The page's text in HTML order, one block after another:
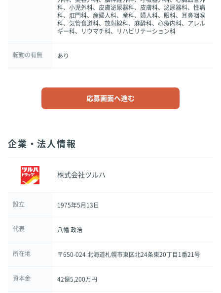
科、小児外科、皮膚泌尿器科、皮膚科、泌尿器科、性病
科、肛門科、産婦人科、産科、婦人科、眼科、耳鼻咽喉
科、気管食道科、放射線科、麻酔科、心療内科、アレル
ギー科、リウマチ科、リハビリテーション科
転勤の有無 あり
応募画面へ進む
企業・法人情報
株式会社ツルハ
設立 1975年5月13日
代表 八幡 政浩
所在地 〒650-024 北海道札幌市東区北24条東20丁目1番21号
資本金 42億5,200万円